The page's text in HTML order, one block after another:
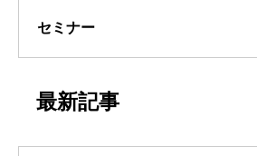
セミナー
最新記事